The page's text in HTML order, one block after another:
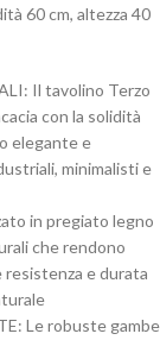
60 cm, altezza 40
Il tavolino Terzo
con la solidità
elegante e
minimalisti e
in pregiato legno
che rendono
resistenza e durata
Le robuste gambe